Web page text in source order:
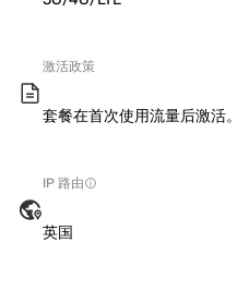
激活政策
套餐在首次使用流量后激活。
IP 路由
英国